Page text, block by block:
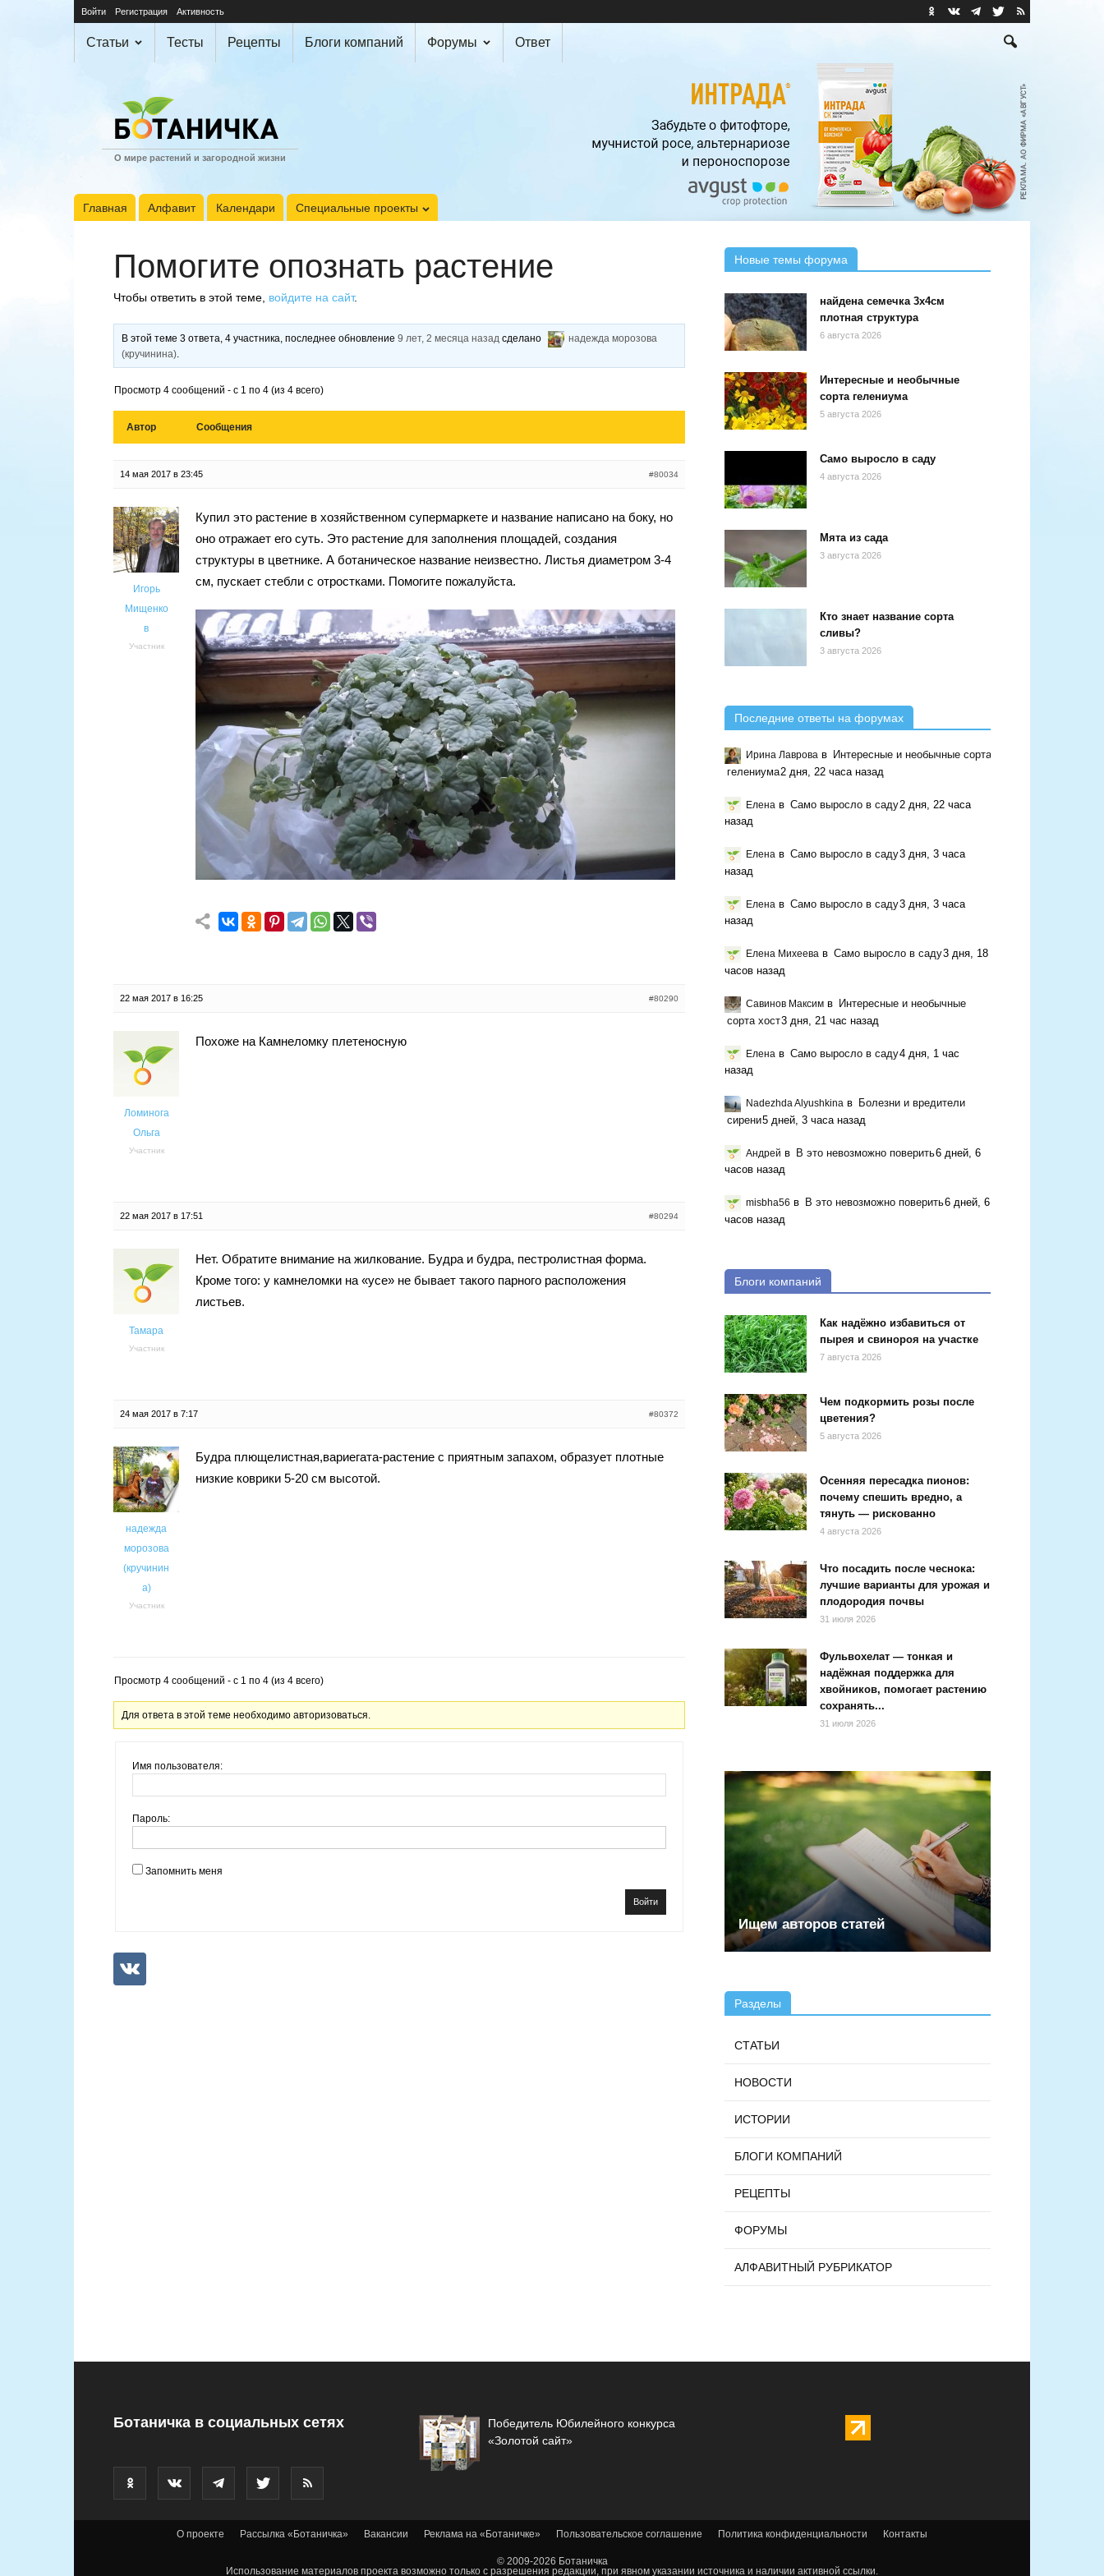
Войти Регистрация Активность
Статьи Тесты Рецепты Блоги компаний Форумы Ответ
О мире растений и загородной жизни
Главная Алфавит Календари Специальные проекты
Помогите опознать растение
Чтобы ответить в этой теме, войдите на сайт.
В этой теме 3 ответа, 4 участника, последнее обновление9 лет, 2 месяца назад сделано
надежда морозова
(кручинина).
Просмотр 4 сообщений - с 1 по 4 (из 4 всего)
Автор Сообщения
14 мая 2017 в 23:45 #80034
Игорь
Мищенко
в
Участник
Купил это растение в хозяйственном супермаркете и название написано на боку, но
оно отражает его суть. Это растение для заполнения площадей, создания
структуры в цветнике. А ботаническое название неизвестно. Листья диаметром 3-4
см, пускает стебли с отростками. Помогите пожалуйста.
22 мая 2017 в 16:25 #80290
Ломинога
Ольга
Участник
Похоже на Камнеломку плетеносную
22 мая 2017 в 17:51 #80294
Тамара
Участник
Нет. Обратите внимание на жилкование. Будра и будра, пестролистная форма.
Кроме того: у камнеломки на «усе» не бывает такого парного расположения
листьев.
24 мая 2017 в 7:17 #80372
надежда
морозова
(кручинин
а)
Участник
Будра плющелистная,вариегата-растение с приятным запахом, образует плотные
низкие коврики 5-20 см высотой.
Просмотр 4 сообщений - с 1 по 4 (из 4 всего)
Для ответа в этой теме необходимо авторизоваться.
Имя пользователя:
Пароль:
Запомнить меня
Войти
Новые темы форума
найдена семечка 3х4см
плотная структура
6 августа 2026
Интересные и необычные
сорта гелениума
5 августа 2026
Само выросло в саду
4 августа 2026
Мята из сада
3 августа 2026
Кто знает название сорта
сливы?
3 августа 2026
Последние ответы на форумах
Ирина Лаврова в Интересные и необычные сорта
гелениума2 дня, 22 часа назад
Елена в Само выросло в саду2 дня, 22 часа
назад
Елена в Само выросло в саду3 дня, 3 часа
назад
Елена в Само выросло в саду3 дня, 3 часа
назад
Елена Михеева в Само выросло в саду3 дня, 18
часов назад
Савинов Максим в Интересные и необычные
сорта хост3 дня, 21 час назад
Елена в Само выросло в саду4 дня, 1 час
назад
Nadezhda Alyushkina в Болезни и вредители
сирени5 дней, 3 часа назад
Андрей в В это невозможно поверить6 дней, 6
часов назад
misbha56 в В это невозможно поверить6 дней, 6
часов назад
Блоги компаний
Как надёжно избавиться от
пырея и свинороя на участке
7 августа 2026
Чем подкормить розы после
цветения?
5 августа 2026
Осенняя пересадка пионов:
почему спешить вредно, а
тянуть — рискованно
4 августа 2026
Что посадить после чеснока:
лучшие варианты для урожая и
плодородия почвы
31 июля 2026
Фульвохелат — тонкая и
надёжная поддержка для
хвойников, помогает растению
сохранять...
31 июля 2026
Ищем авторов статей
Разделы
СТАТЬИ
НОВОСТИ
ИСТОРИИ
БЛОГИ КОМПАНИЙ
РЕЦЕПТЫ
ФОРУМЫ
АЛФАВИТНЫЙ РУБРИКАТОР
Ботаничка в социальных сетях
Победитель Юбилейного конкурса
«Золотой сайт»
О проекте Рассылка «Ботаничка» Вакансии Реклама на «Ботаничке» Пользовательское соглашение Политика конфиденциальности Контакты
© 2009-2026 Ботаничка
Использование материалов проекта возможно только с разрешения редакции, при явном указании источника и наличии активной ссылки.